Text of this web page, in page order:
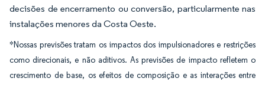
decisões de encerramento ou conversão, particularmente nas
instalações menores da Costa Oeste.
*Nossas previsões tratam os impactos dos impulsionadores e restrições
como direcionais, e não aditivos. As previsões de impacto refletem o
crescimento de base, os efeitos de composição e as interações entre